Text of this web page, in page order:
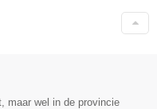
maar wel in de provincie